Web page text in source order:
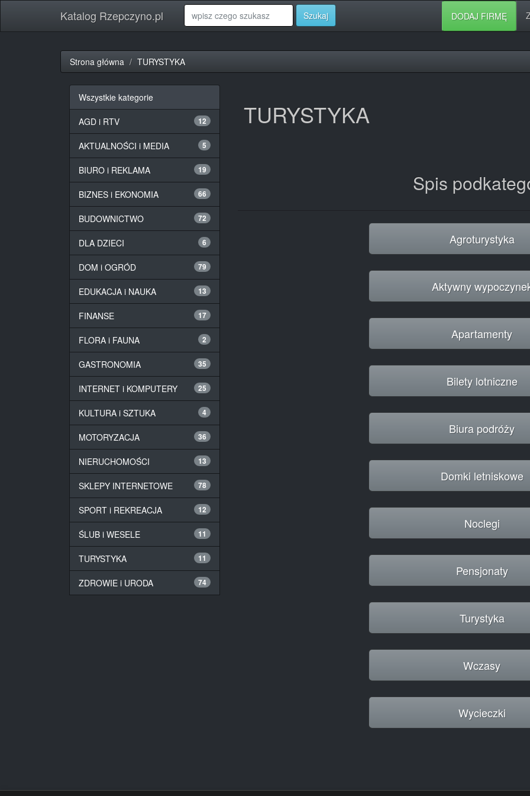
Katalog Rzepczyno.pl Szukaj DODAJ FIRMĘ
Strona główna TURYSTYKA
Wszystkie kategorie
12
AGD i RTV
5
AKTUALNOŚCI i MEDIA
19
BIURO i REKLAMA
66
BIZNES i EKONOMIA
72
BUDOWNICTWO
6
DLA DZIECI
79
DOM i OGRÓD
13
EDUKACJA i NAUKA
17
FINANSE
2
FLORA i FAUNA
35
GASTRONOMIA
25
INTERNET i KOMPUTERY
4
KULTURA i SZTUKA
36
MOTORYZACJA
13
NIERUCHOMOŚCI
78
SKLEPY INTERNETOWE
12
SPORT i REKREACJA
11
ŚLUB i WESELE
11
TURYSTYKA
74
ZDROWIE i URODA
TURYSTYKA
Spis
Agroturystyka
Aktywny
Apartamenty
Bilety lotniczne
Biura podróży
Domki letniskowe
Noclegi
Pensjonaty
Turystyka
Wczasy
Wycieczki